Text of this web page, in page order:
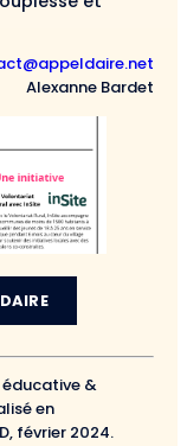
Alexanne Bardet
éducative &
en
février 2024.